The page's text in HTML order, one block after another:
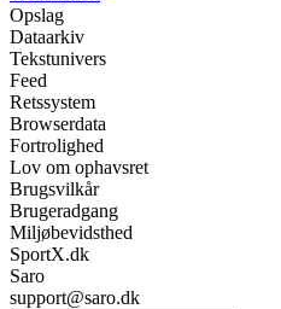
Opslag
Dataarkiv
Tekstunivers
Feed
Retssystem
Browserdata
Fortrolighed
Lov om ophavsret
Brugsvilkår
Brugeradgang
Miljøbevidsthed
SportX.dk
Saro
support@saro.dk